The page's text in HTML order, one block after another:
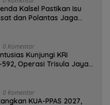
Kalsel Pastikan Isu
dan Polantas Jaga
0 Komentar
Kunjungi KRI
Operasi Trisula Jaya
0 Komentar
KUA-PPAS 2027,